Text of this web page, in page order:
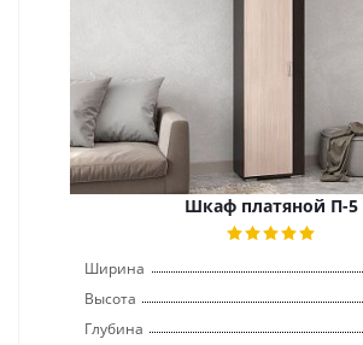
Шкаф платяной П-5
Ширина
Высота
Глубина